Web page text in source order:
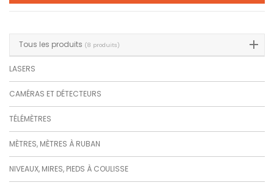
Tous les produits (8 produits)
LASERS
CAMÉRAS ET DÉTECTEURS
TÉLÉMÈTRES
MÈTRES, MÈTRES À RUBAN
NIVEAUX, MIRES, PIEDS À COULISSE